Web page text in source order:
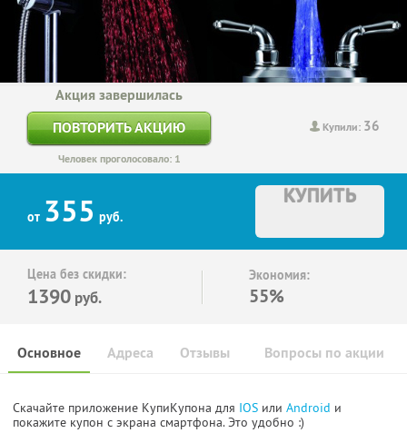
Купили: 36
Акция завершилась
ПОВТОРИТЬ АКЦИЮ
Человек проголосовало: 1
от 355 руб.
КУПИТЬ
Цена без скидки:
1390 руб.
Экономия:
55%
Основное Отзывы Вопросы по акции
Адреса
Скачайте приложение КупиКупона для IOS или Android и
покажите купон с экрана смартфона. Это удобно :)